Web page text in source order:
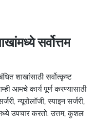
सर्वोत्तम
शाखांसाठी सर्वोत्कृष्ट
आमचे कार्य पूर्ण करण्यासाठी
न्यूरोलॉजी, स्पाइन सर्जरी,
उपचार करतो. उत्तम, कुशल